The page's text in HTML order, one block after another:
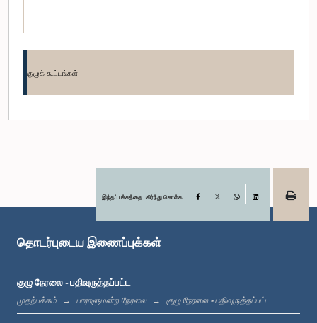
குழுக் கூட்டங்கள்
இந்தப் பக்கத்தை பகிர்ந்து கொள்க Facebook
LinkedIn
தொடர்புடைய இணைப்புக்கள்
குழு நேரலை - பதிவுருத்தப்பட்ட
முதற்பக்கம் பாராளுமன்ற நேரலை குழு நேரலை - பதிவுருத்தப்பட்ட